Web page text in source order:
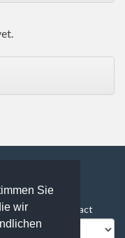
Sie
wir
Registered
Contact